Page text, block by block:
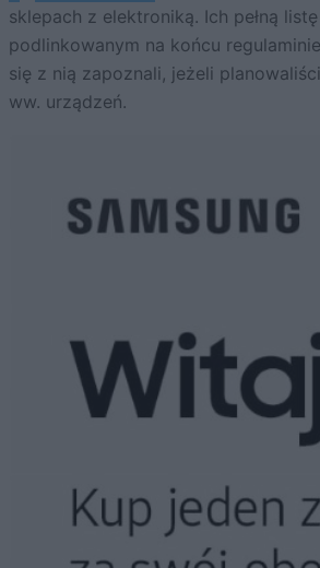
sklepach z elektroniką. Ich pełną
podlinkowanym na końcu
się z nią zapoznali, jeżeli
ww. urządzeń.